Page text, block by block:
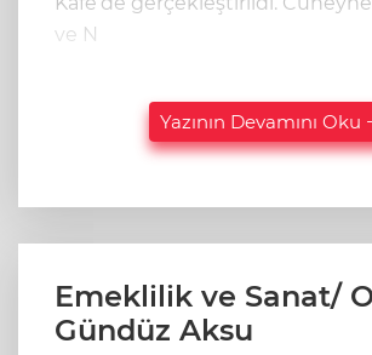
ve N
Yazının Devamını Oku
Emeklilik ve Sanat/
Gündüz Aksu